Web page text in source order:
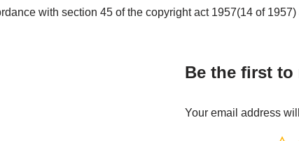
with section 45 of the copyright act 1957(14 of
Be the first
Your email address